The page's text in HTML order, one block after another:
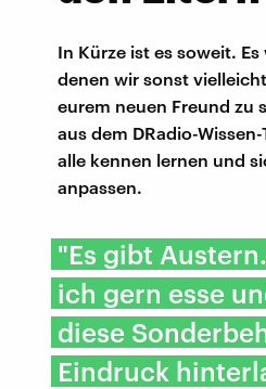
In Kürze ist es soweit.
denen wir sonst
eurem neuen Freund zu
aus dem DRadio-
alle kennen lernen und
anpassen.
"Es gibt
ich gern esse
diese
Eindruck